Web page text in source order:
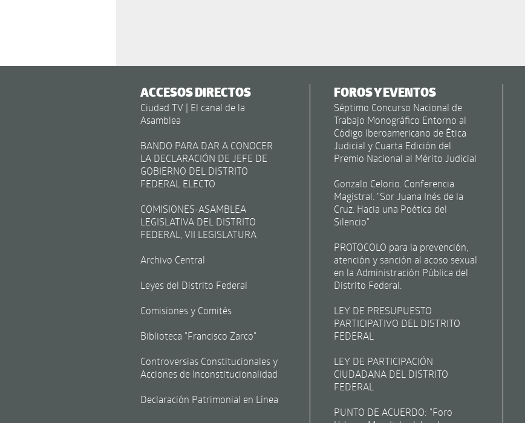
ACCESOS DIRECTOS
Ciudad TV | El canal de la
Asamblea
BANDO PARA DAR A CONOCER
LA DECLARACIÓN DE JEFE DE
GOBIERNO DEL DISTRITO
FEDERAL ELECTO
COMISIONES-ASAMBLEA
LEGISLATIVA DEL DISTRITO
FEDERAL, VII LEGISLATURA
Archivo Central
Leyes del Distrito Federal
Comisiones y Comités
Biblioteca "Francisco Zarco"
Controversias Constitucionales y
Acciones de Inconstitucionalidad
Declaración Patrimonial en Línea
FOROS Y EVENTOS
Séptimo Concurso Nacional de
Trabajo Monográfico Entorno al
Código Iberoamericano de Ética
Judicial y Cuarta Edición del
Premio Nacional al Mérito Judicial
Gonzalo Celorio. Conferencia
Magistral. "Sor Juana Inés de la
Cruz. Hacia una Poética del
Silencio"
PROTOCOLO para la prevención,
atención y sanción al acoso sexual
en la Administración Pública del
Distrito Federal.
LEY DE PRESUPUESTO
PARTICIPATIVO DEL DISTRITO
FEDERAL
LEY DE PARTICIPACIÓN
CIUDADANA DEL DISTRITO
FEDERAL
PUNTO DE ACUERDO: "Foro